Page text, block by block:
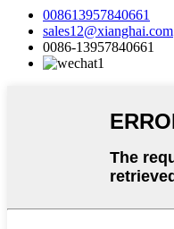
008613957840661
sales12@xianghai.com
0086-13957840661